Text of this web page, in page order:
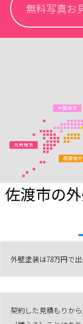
無料写真お
佐渡市の
外壁塗装は78万円で
契約した見積もりか